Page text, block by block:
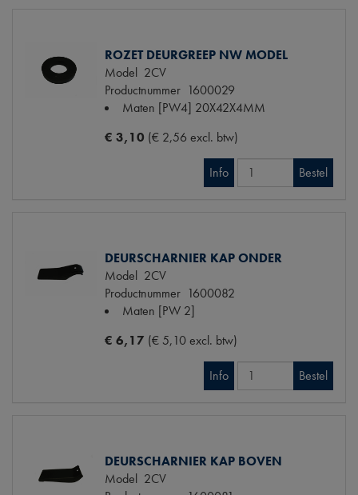
ROZET DEURGREEP NW MODEL
Model 2CV
Productnummer 1600029
Maten [PW4] 20X42X4MM
€ 3,10 (€ 2,56 excl. btw)
Info Bestel
DEURSCHARNIER KAP ONDER
Model 2CV
Productnummer 1600082
Maten [PW 2]
€ 6,17 (€ 5,10 excl. btw)
Info Bestel
DEURSCHARNIER KAP BOVEN
Model 2CV